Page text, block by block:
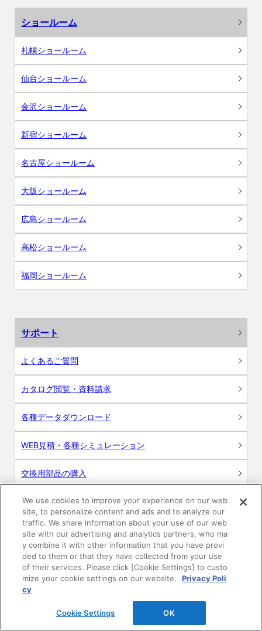
ショールーム
札幌ショールーム
仙台ショールーム
金沢ショールーム
新宿ショールーム
名古屋ショールーム
大阪ショールーム
広島ショールーム
高松ショールーム
福岡ショールーム
サポート
よくあるご質問
カタログ閲覧・資料請求
各種データダウンロード
WEB見積・各種シミュレーション
交換用部品の購入
修理・点検
お問い合わせ
ログイン
建築・設計関係者様向けサイト
ユーザー登録サービス
We use cookies to improve your experience on our web
site, to personalize content and ads and to analyze our
traffic. We share information about your use of our web
site with our advertising and analytics partners, who ma
y combine it with other information that you have provi
ded to them or that they have collected from your use
of their services. Please click [Cookie Settings] to custo
mize your cookie settings on our website.
Privacy Poli
cy
Cookie Settings OK